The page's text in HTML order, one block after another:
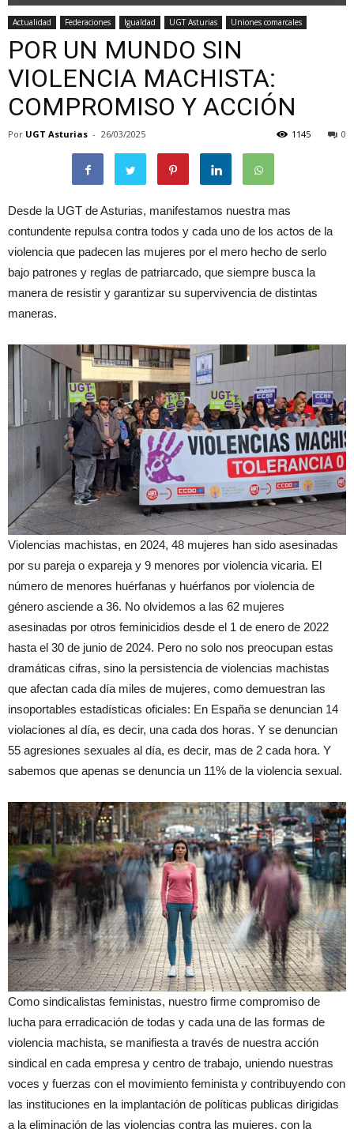
Actualidad Federaciones Igualdad UGT Asturias Uniones comarcales
POR UN MUNDO SIN
VIOLENCIA MACHISTA:
COMPROMISO Y ACCIÓN
Por UGT Asturias - 26/03/2025 0
1145
Desde la UGT de Asturias, manifestamos nuestra mas
contundente repulsa contra todos y cada uno de los actos de la
violencia que padecen las mujeres por el mero hecho de serlo
bajo patrones y reglas de patriarcado, que siempre busca la
manera de resistir y garantizar su supervivencia de distintas
maneras.
Violencias machistas, en 2024, 48 mujeres han sido asesinadas
por su pareja o expareja y 9 menores por violencia vicaria. El
número de menores huérfanas y huérfanos por violencia de
género asciende a 36. No olvidemos a las 62 mujeres
asesinadas por otros feminicidios desde el 1 de enero de 2022
hasta el 30 de junio de 2024. Pero no solo nos preocupan estas
dramáticas cifras, sino la persistencia de violencias machistas
que afectan cada día miles de mujeres, como demuestran las
insoportables estadísticas oficiales: En España se denuncian 14
violaciones al día, es decir, una cada dos horas. Y se denuncian
55 agresiones sexuales al día, es decir, mas de 2 cada hora. Y
sabemos que apenas se denuncia un 11% de la violencia sexual.
Como sindicalistas feministas, nuestro firme compromiso de
lucha para erradicación de todas y cada una de las formas de
violencia machista, se manifiesta a través de nuestra acción
sindical en cada empresa y centro de trabajo, uniendo nuestras
voces y fuerzas con el movimiento feminista y contribuyendo con
las instituciones en la implantación de políticas publicas dirigidas
a la eliminación de las violencias contra las mujeres, con la